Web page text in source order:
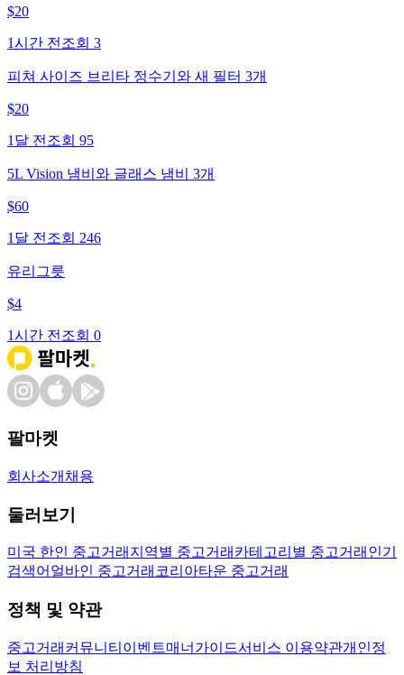
$20
1시간 전 조회 3
피쳐 사이즈 브리타 정수기와 새 필터 3개
$20
1달 전 조회 95
5L Vision 냄비와 글래스 냄비 3개
$60
1달 전 조회 246
유리그릇
$4
1시간 전 조회 0
팔마켓
회사소개 채용
둘러보기
미국 한인 중고거래 지역별 중고거래 카테고리별 중고거래 인기
검색어 얼바인 중고거래 코리아타운 중고거래
정책 및 약관
중고거래 커뮤니티 이벤트매너가이드서비스 이용약관개인정
보 처리방침